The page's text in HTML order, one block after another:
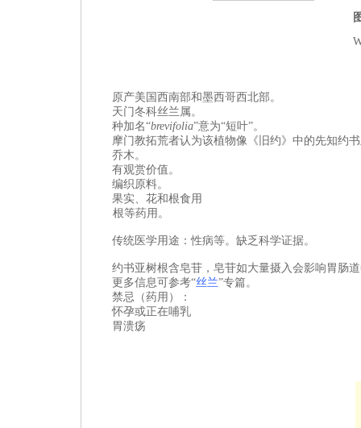
原产美国西南部和墨西哥西北部。
天门冬科丝兰属。
种加名“brevifolia”意为“短叶”。
摩门教拓荒者认为该植物像《旧约》中的先知约
乔木。
有观赏价值。
编织原料。
果实、花和根食用
根等药用。
传统医学用途：性病等。缺乏科学证据。
约书亚树根含皂苷，皂苷如大量摄入会影响胃肠
更多信息可参考“丝兰”专篇。
禁忌（药用）：
怀孕或正在哺乳
胃溃疡